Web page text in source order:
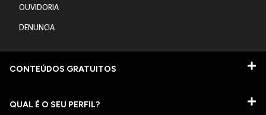
OUVIDORIA
DENUNCIA
CONTEÚDOS GRATUITOS
QUAL É O SEU PERFIL?